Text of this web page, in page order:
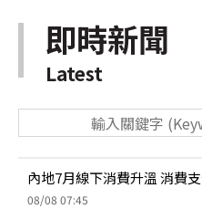
即時新聞
Latest
內地7月線下消費升溫 消費
08/08 07:45